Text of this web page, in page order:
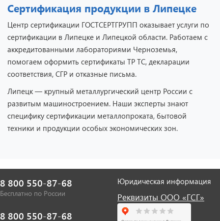
Сертификация продукции в Липецке
Центр сертификации ГОСТСЕРТГРУПП оказывает услуги по
сертификации в Липецке и Липецкой области. Работаем с
аккредитованными лабораториями Черноземья,
помогаем оформить сертификаты ТР ТС, декларации
соответствия, СГР и отказные письма.
Липецк — крупный металлургический центр России с
развитым машиностроением. Наши эксперты знают
специфику сертификации металлопроката, бытовой
техники и продукции особых экономических зон.
8 800 550-87-68
Бесплатно по России
8 800 550-87-68
Юридическая информация
Реквизиты ООО «ГСГ»